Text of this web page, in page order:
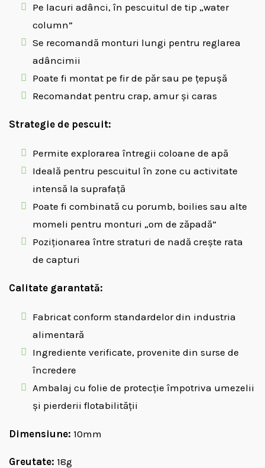
Pe lacuri adânci, în pescuitul de tip „water
column”
Se recomandă monturi lungi pentru reglarea
adâncimii
Poate fi montat pe fir de păr sau pe țepușă
Recomandat pentru crap, amur și caras
Strategie de pescuit:
Permite explorarea întregii coloane de apă
Ideală pentru pescuitul în zone cu activitate
intensă la suprafață
Poate fi combinată cu porumb, boilies sau alte
momeli pentru monturi „om de zăpadă”
Poziționarea între straturi de nadă crește rata
de capturi
Calitate garantată:
Fabricat conform standardelor din industria
alimentară
Ingrediente verificate, provenite din surse de
încredere
Ambalaj cu folie de protecție împotriva umezelii
și pierderii flotabilității
Dimensiune: 10mm
Greutate: 18g